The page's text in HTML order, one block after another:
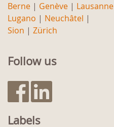
Berne | Genève | Lausanne
Lugano | Neuchâtel |
Sion | Zürich
Follow us
Labels